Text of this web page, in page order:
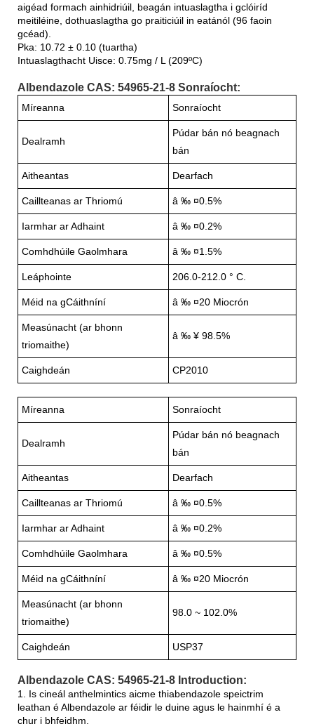
aigéad formach ainhidriúil, beagán intuaslagtha i gclóiríd
meitiléine, dothuaslagtha go praiticiúil in eatánól (96 faoin
gcéad).
Pka: 10.72 ± 0.10 (tuartha)
Intuaslagthacht Uisce: 0.75mg / L (209ºC)
Albendazole CAS: 54965-21-8 Sonraíocht:
Míreanna Sonraíocht
Dealramh
Púdar bán nó beagnach
bán
Aitheantas Dearfach
Caillteanas ar Thriomú â ‰ ¤0.5%
Iarmhar ar Adhaint â ‰ ¤0.2%
Comhdhúile Gaolmhara â ‰ ¤1.5%
Leáphointe 206.0-212.0 ° C.
Méid na gCáithníní â ‰ ¤20 Miocrón
Measúnacht (ar bhonn
triomaithe)
â ‰ ¥ 98.5%
Caighdeán CP2010
Míreanna Sonraíocht
Dealramh
Púdar bán nó beagnach
bán
Aitheantas Dearfach
Caillteanas ar Thriomú â ‰ ¤0.5%
Iarmhar ar Adhaint â ‰ ¤0.2%
Comhdhúile Gaolmhara â ‰ ¤0.5%
Méid na gCáithníní â ‰ ¤20 Miocrón
Measúnacht (ar bhonn
triomaithe)
98.0 ~ 102.0%
Caighdeán USP37
Albendazole CAS: 54965-21-8 Introduction:
1. Is cineál anthelmintics aicme thiabendazole speictrim
leathan é Albendazole ar féidir le duine agus le hainmhí é a
chur i bhfeidhm.